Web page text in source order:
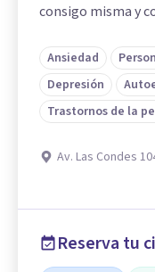
consigo misma y
Ansiedad
Depresión
Trastornos de la
Av. Las Condes
Reserva tu